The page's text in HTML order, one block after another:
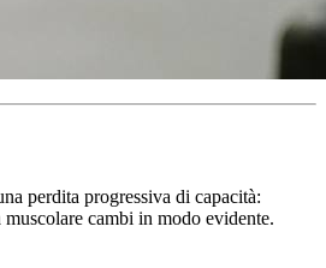
perdita progressiva di capacità:
cambi in modo evidente.